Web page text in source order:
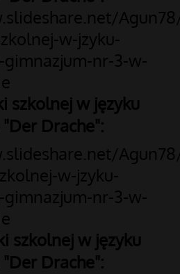
w-jzyku-
nr-3-w-
szkolnej w języku
Drache":
w-jzyku-
nr-3-w-
szkolnej w języku
Drache":